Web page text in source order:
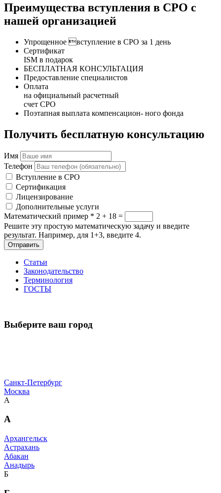
Преимущества вступления в СРО с
нашей организацией
Упрощенное вступление в СРО за 1 день
Сертификат
ISM в подарок
БЕСПЛАТНАЯ КОНСУЛЬТАЦИЯ
Предоставление специалистов
Оплата
на официальный расчетный
счет СРО
Поэтапная выплата компенсацион- ного фонда
Получить бесплатную консультацию
Имя
Телефон
Вступление в СРО
Сертификация
Лицензирование
Дополнительные услуги
Математический пример * 2 + 18 =
Решите эту простую математическую задачу и введите
результат. Например, для 1+3, введите 4.
Отправить
Статьи
Законодательство
Терминология
ГОСТЫ
Выберите ваш город
Санкт-Петербург
Москва
А
А
Архангельск
Астрахань
Абакан
Анадырь
Б